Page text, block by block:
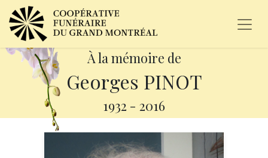
À la mémoire de
Georges PINOT
1932 - 2016